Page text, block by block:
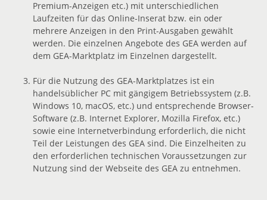
Premium-Anzeigen etc.) mit unterschiedlichen
Laufzeiten für das Online-Inserat bzw. ein oder
mehrere Anzeigen in den Print-Ausgaben gewählt
werden. Die einzelnen Angebote des GEA werden auf
dem GEA-Marktplatz im Einzelnen dargestellt.
Für die Nutzung des GEA-Marktplatzes ist ein
handelsüblicher PC mit gängigem Betriebssystem (z.B.
Windows 10, macOS, etc.) und entsprechende Browser-
Software (z.B. Internet Explorer, Mozilla Firefox, etc.)
sowie eine Internetverbindung erforderlich, die nicht
Teil der Leistungen des GEA sind. Die Einzelheiten zu
den erforderlichen technischen Voraussetzungen zur
Nutzung sind der Webseite des GEA zu entnehmen.